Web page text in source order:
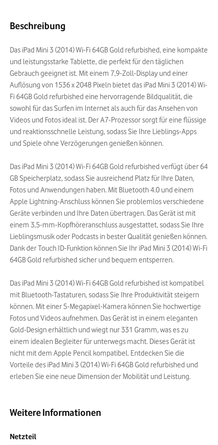
Beschreibung
Das iPad Mini 3 (2014) Wi-Fi 64GB Gold refurbished, eine kompakte
und leistungsstarke Tablette, die perfekt für den täglichen
Gebrauch geeignet ist. Mit einem 7,9-Zoll-Display und einer
Auflösung von 1536 x 2048 Pixeln bietet das iPad Mini 3 (2014) Wi-
Fi 64GB Gold refurbished eine hervorragende Bildqualität, die
sowohl für das Surfen im Internet als auch für das Ansehen von
Videos und Fotos ideal ist. Der A7-Prozessor sorgt für eine flüssige
und reaktionsschnelle Leistung, sodass Sie Ihre Lieblings-Apps
und Spiele ohne Verzögerungen genießen können.
Das iPad Mini 3 (2014) Wi-Fi 64GB Gold refurbished verfügt über 64
GB Speicherplatz, sodass Sie ausreichend Platz für Ihre Daten,
Fotos und Anwendungen haben. Mit Bluetooth 4.0 und einem
Apple Lightning-Anschluss können Sie problemlos verschiedene
Geräte verbinden und Ihre Daten übertragen. Das Gerät ist mit
einem 3,5-mm-Kopfhöreranschluss ausgestattet, sodass Sie Ihre
Lieblingsmusik oder Podcasts in bester Qualität genießen können.
Dank der Touch ID-Funktion können Sie Ihr iPad Mini 3 (2014) Wi-Fi
64GB Gold refurbished sicher und bequem entsperren.
Das iPad Mini 3 (2014) Wi-Fi 64GB Gold refurbished ist kompatibel
mit Bluetooth-Tastaturen, sodass Sie Ihre Produktivität steigern
können. Mit einer 5-Megapixel-Kamera können Sie hochwertige
Fotos und Videos aufnehmen. Das Gerät ist in einem eleganten
Gold-Design erhältlich und wiegt nur 331 Gramm, was es zu
einem idealen Begleiter für unterwegs macht. Dieses Gerät ist
nicht mit dem Apple Pencil kompatibel. Entdecken Sie die
Vorteile des iPad Mini 3 (2014) Wi-Fi 64GB Gold refurbished und
erleben Sie eine neue Dimension der Mobilität und Leistung.
Weitere Informationen
Netzteil